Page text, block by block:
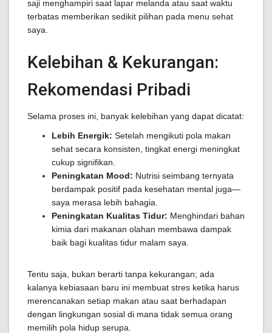
saji menghampiri saat lapar melanda atau saat waktu
terbatas memberikan sedikit pilihan pada menu sehat
saya.
Kelebihan & Kekurangan:
Rekomendasi Pribadi
Selama proses ini, banyak kelebihan yang dapat dicatat:
Lebih Energik: Setelah mengikuti pola makan
sehat secara konsisten, tingkat energi meningkat
cukup signifikan.
Peningkatan Mood: Nutrisi seimbang ternyata
berdampak positif pada kesehatan mental juga—
saya merasa lebih bahagia.
Peningkatan Kualitas Tidur: Menghindari bahan
kimia dari makanan olahan membawa dampak
baik bagi kualitas tidur malam saya.
Tentu saja, bukan berarti tanpa kekurangan; ada
kalanya kebiasaan baru ini membuat stres ketika harus
merencanakan setiap makan atau saat berhadapan
dengan lingkungan sosial di mana tidak semua orang
memilih pola hidup serupa.